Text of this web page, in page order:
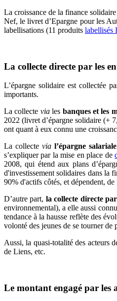
La croissance de la finance
Nef, le livret d’Epargne pour les
labellisations (11 produits labellisés
La collecte directe par les
L’épargne solidaire est collectée
importants.
La collecte viales banques et les
2022 (livret d’épargne solidaire (+
ont quant à eux connu une
La collectevia l’épargne
s’expliquer par la mise en place de
2008, qui étend aux plans
d'investissement solidaires dans la
90% d'actifs côtés, et dépendent,
D’autre part, la collecte directe
environnemental), a elle aussi
tendance à la hausse reflète des
volonté des jeunes de se tourner de
Aussi, la quasi-totalité des acteurs
de Liens, etc.
Le montant engagé par les